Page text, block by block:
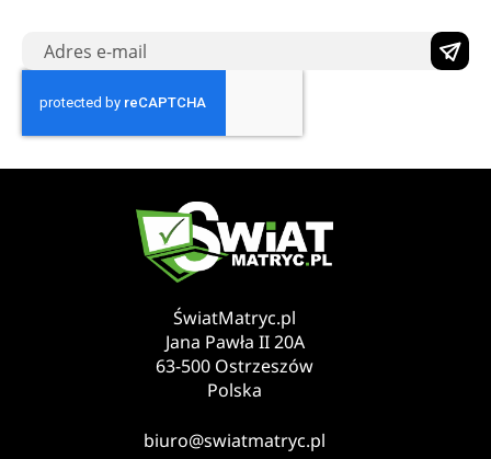
ŚwiatMatryc.pl
Jana Pawła II 20A
63-500 Ostrzeszów
Polska
biuro@swiatmatryc.pl